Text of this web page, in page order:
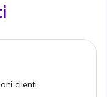
clienti